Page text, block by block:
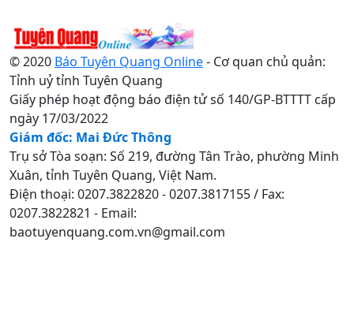
© 2020 Báo Tuyên Quang Online- Cơ quan chủ quản:
Tỉnh uỷ tỉnh Tuyên Quang
Giấy phép hoạt động báo điện tử số 140/GP-BTTTT cấp
ngày 17/03/2022
Giám đốc: Mai Đức Thông
Trụ sở Tòa soạn: Số 219, đường Tân Trào, phường Minh
Xuân, tỉnh Tuyên Quang, Việt Nam.
Điện thoại: 0207.3822820 - 0207.3817155 / Fax:
0207.3822821 - Email:
baotuyenquang.com.vn@gmail.com